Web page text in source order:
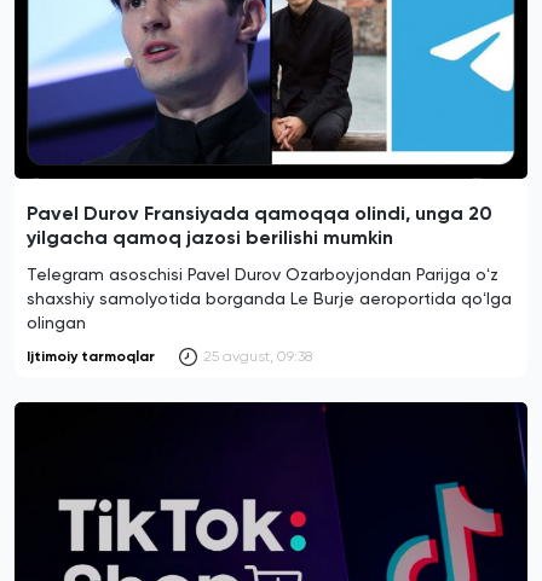
Pavel Durov Fransiyada qamoqqa olindi, unga 20
yilgacha qamoq jazosi berilishi mumkin
Telegram asoschisi Pavel Durov Ozarboyjondan Parijga oʻz
shaxshiy samolyotida borganda Le Burje aeroportida qoʻlga
olingan
Ijtimoiy tarmoqlar 25 avgust, 09:38